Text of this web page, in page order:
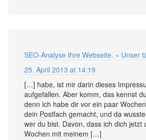
SEO-Analyse Ihre Webseite. « Unser
25. April 2013 at 14:19
[…] habe, ist mir darin dieses
aufgefallen. Aber komm, das kennst
denn ich habe dir vor ein paar
dein Postfach gemacht, und da
wer du bist. Davon, dass ich dich jetzt
Wochen mit meinem […]